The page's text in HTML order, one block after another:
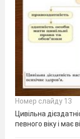
Номер слайду 13
Цивільна
певного віку і має